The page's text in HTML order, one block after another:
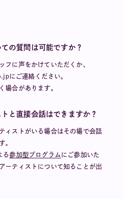
の質問は可能ですか？
フに声をかけていただくか、
にご連絡ください。
場合があります。
と直接会話はできますか？
ィストがいる場合はその場で会話
。
る参加型プログラム にご参加いた
ーティストについて知ることが出